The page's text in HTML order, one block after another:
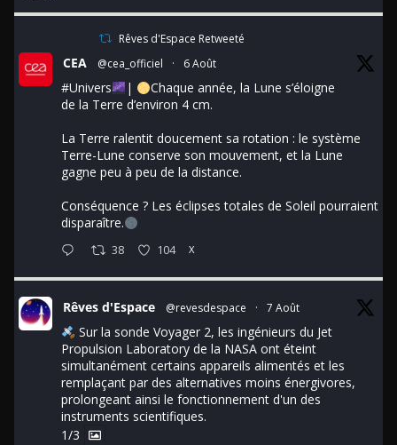
Rêves d'Espace Retweeté
CEA @cea_officiel · 6 Août
#Univers |
Chaque année, la Lune s’éloigne
de la Terre d’environ 4 cm.
La Terre ralentit doucement sa rotation : le système
Terre-Lune conserve son mouvement, et la Lune
gagne peu à peu de la distance.
Conséquence ? Les éclipses totales de Soleil pourraient
disparaître.
38 104 X
Rêves d'Espace @revesdespace · 7 Août
Sur la sonde Voyager 2, les ingénieurs du Jet
Propulsion Laboratory de la NASA ont éteint
simultanément certains appareils alimentés et les
remplaçant par des alternatives moins énergivores,
prolongeant ainsi le fonctionnement d'un des
instruments scientifiques.
1/3